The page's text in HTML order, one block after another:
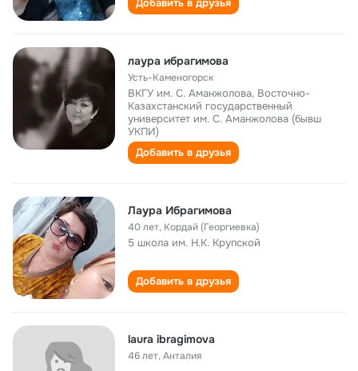
Добавить в друзья
лаура ибрагимова
Усть-Каменогорск
ВКГУ им. С. Аманжолова, Восточно-
Казахстанский государственный
университет им. С. Аманжолова (бывш
УКПИ)
Добавить в друзья
Лаура Ибрагимова
40 лет, Кордай (Георгиевка)
5 школа им. Н.К. Крупской
Добавить в друзья
laura ibragimova
46 лет,Анталия